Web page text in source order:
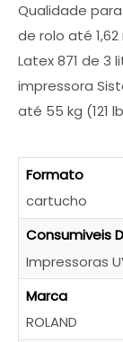
Qualidade
de rolo até
Latex 871 de 3
impressora
até 55 kg (121
Formato
cartucho
Consumiveis
Impressoras
Marca
ROLAND